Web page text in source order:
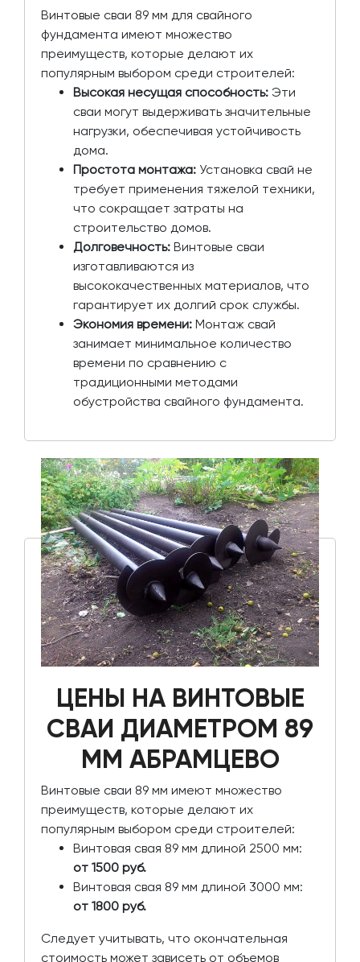
Винтовые сваи 89 мм для свайного
фундамента имеют множество
преимуществ, которые делают их
популярным выбором среди строителей:
Высокая несущая способность: Эти
сваи могут выдерживать значительные
нагрузки, обеспечивая устойчивость
дома.
Простота монтажа: Установка свай не
требует применения тяжелой техники,
что сокращает затраты на
строительство домов.
Долговечность: Винтовые сваи
изготавливаются из
высококачественных материалов, что
гарантирует их долгий срок службы.
Экономия времени: Монтаж свай
занимает минимальное количество
времени по сравнению с
традиционными методами
обустройства свайного фундамента.
ЦЕНЫ НА ВИНТОВЫЕ
СВАИ ДИАМЕТРОМ 89
ММ АБРАМЦЕВО
Винтовые сваи 89 мм имеют множество
преимуществ, которые делают их
популярным выбором среди строителей:
Винтовая свая 89 мм длиной 2500 мм:
от 1500 руб.
Винтовая свая 89 мм длиной 3000 мм:
от 1800 руб.
Следует учитывать, что окончательная
стоимость может зависеть от объемов